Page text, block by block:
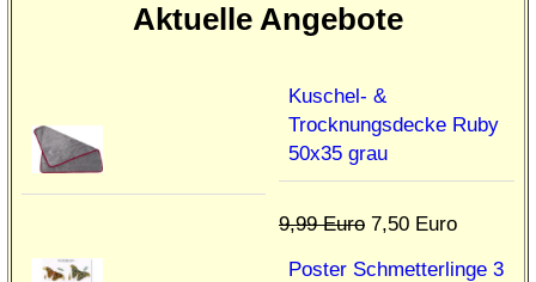
Aktuelle Angebote
Kuschel- &
Trocknungsdecke Ruby
50x35 grau
9,99 Euro 7,50 Euro
Poster Schmetterlinge 3